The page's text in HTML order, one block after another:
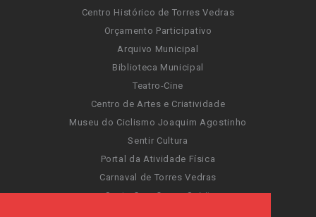
Centro Histórico de Torres Vedras
Orçamento Participativo
Arquivo Municipal
Biblioteca Municipal
Teatro-Cine
Centro de Artes e Criatividade
Museu do Ciclismo Joaquim Agostinho
Sentir Cultura
Portal da Atividade Física
Carnaval de Torres Vedras
Santa Cruz Ocean Spirit